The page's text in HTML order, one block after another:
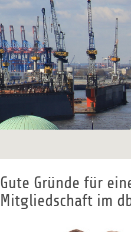
Gute Gründe für
Mitgliedschaft im